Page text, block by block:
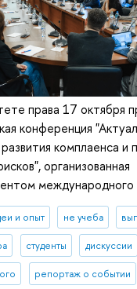
права 17 октября
конференция
комплаенса и
организованная
международного
и опыт не учеба
студенты дискуссии
репортаж о событии